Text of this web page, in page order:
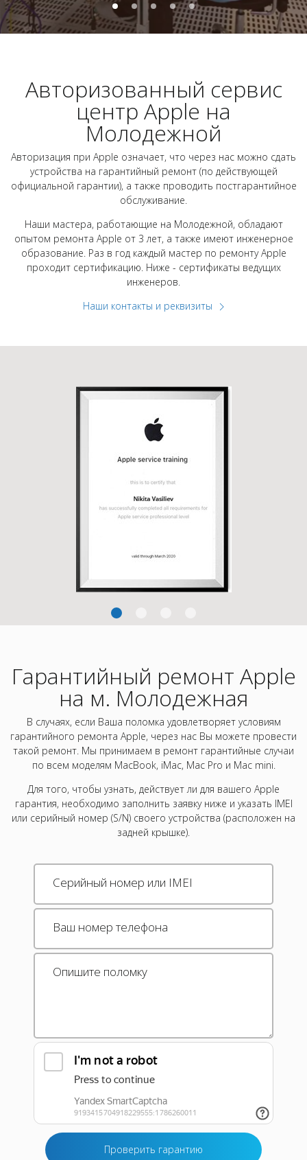
Авторизованный сервис
центр Apple на
Молодежной
Авторизация при Apple означает, что через нас можно сдать
устройства на гарантийный ремонт (по действующей
официальной гарантии), а также проводить постгарантийное
обслуживание.
Наши мастера, работающие на Молодежной, обладают
опытом ремонта Apple от 3 лет, а также имеют инженерное
образование. Раз в год каждый мастер по ремонту Apple
проходит сертификацию. Ниже - сертификаты ведущих
инженеров.
Наши контакты и реквизиты
Гарантийный ремонт Apple
на м. Молодежная
В случаях, если Ваша поломка удовлетворяет условиям
гарантийного ремонта Apple, через нас Вы можете провести
такой ремонт. Мы принимаем в ремонт гарантийные случаи
по всем моделям MacBook, iMac, Mac Pro и Mac mini.
Для того, чтобы узнать, действует ли для вашего Apple
гарантия, необходимо заполнить заявку ниже и указать IMEI
или серийный номер (S/N) своего устройства (расположен на
задней крышке).